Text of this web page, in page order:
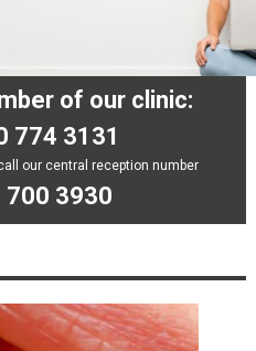
of our clinic:
774 3131
our central reception number
700 3930